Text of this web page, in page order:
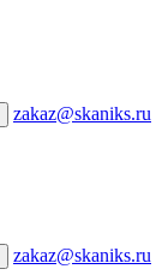
zakaz@skaniks.ru
zakaz@skaniks.ru